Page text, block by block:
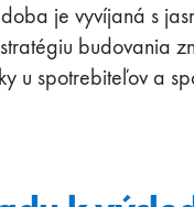
je vyvíjaná s
budovania
u spotrebiteľov a